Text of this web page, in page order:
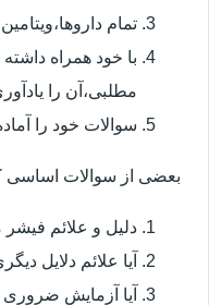
تمام
با خود همراه
مطلبی،آن را
سوالات خود را
بعضی از سوالات اساسی
دلیل و علائم فیشر
آیا علائم دلایل
آیا آزمایش